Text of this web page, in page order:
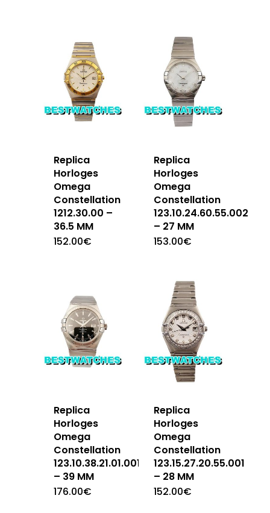
Replica
Horloges
Omega
Constellation
1212.30.00 –
36.5 MM
152.00€
Replica
Horloges
Omega
Constellation
123.10.24.60.55.002
– 27 MM
153.00€
Replica
Horloges
Omega
Constellation
123.10.38.21.01.001
– 39 MM
176.00€
Replica
Horloges
Omega
Constellation
123.15.27.20.55.001
– 28 MM
152.00€